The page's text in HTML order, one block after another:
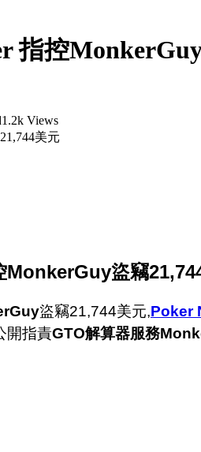
指控
1.2k Views
盜竊
盜竊21,744美元,Poker
開指責GTO解算器服務